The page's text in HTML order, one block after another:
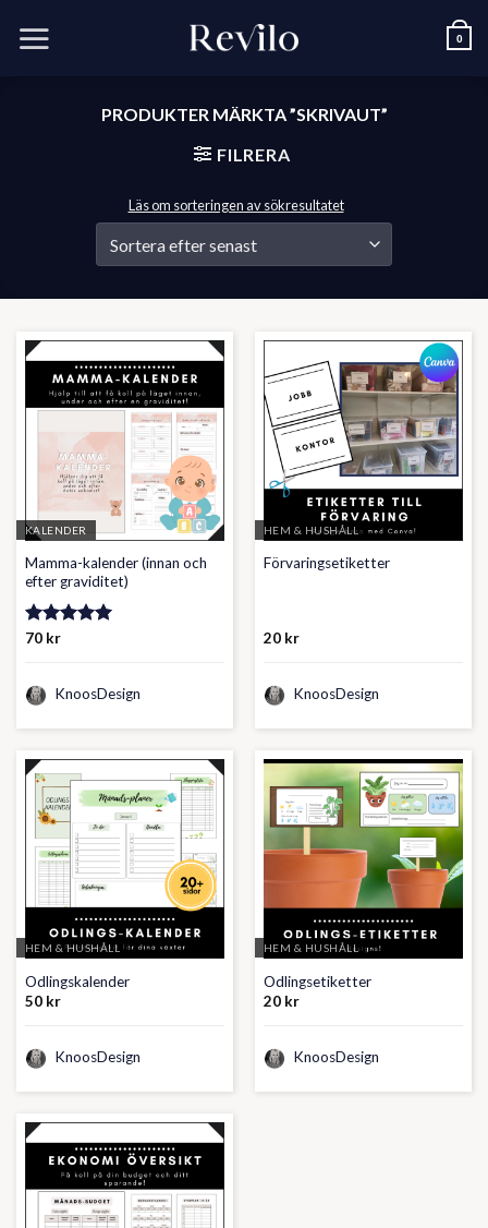
0
PRODUKTER MÄRKTA ”SKRIVAUT”
FILRERA
Läs om sorteringen av sökresultatet
KALENDER
Mamma-kalender (innan och
efter graviditet)
Betygsatt
70 kr
KnoosDesign
HEM & HUSHÅLL
Förvaringsetiketter
20 kr
KnoosDesign
HEM & HUSHÅLL
Odlingskalender
50 kr
KnoosDesign
HEM & HUSHÅLL
Odlingsetiketter
20 kr
KnoosDesign